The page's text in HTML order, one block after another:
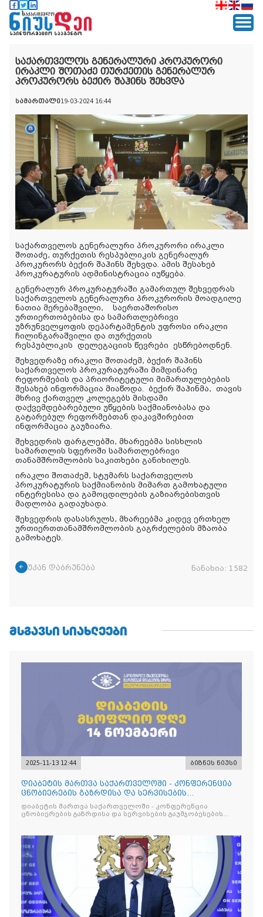
საქართველოს გენერალური პროკურორი
ირაკლი შოთაძე თურქეთის გენერალურ
პროკურორს ბექირ შაჰინს შეხვდა
სამართალი19-03-2024 16:44
საქართველოს გენერალური პროკურორი ირაკლი
შოთაძე, თურქეთის რესპუბლიკის გენერალურ
პროკურორს ბექირ შაჰინს შეხვდა. ამის შესახებ
პროკურატურის ადმინისტრაცია იუწყება.
გენერალურ პროკურატურაში გამართულ შეხვედრას
საქართველოს გენერალური პროკურორის მოადგილე
ნათია მერებაშვილი, საერთაშორისო
ურთიერთობებისა და სამართლებრივი
უზრუნველყოფის დეპარტამენტის უფროსი ირაკლი
ჩილინგარაშვილი და თურქეთის
რესპუბლიკის დელეგაციის წევრები ესწრებოდნენ.
შეხვედრაზე ირაკლი შოთაძემ, ბექირ შაჰინს
საქართველოს პროკურატურაში მიმდინარე
რეფორმების და პრიორიტეტული მიმართულებების
შესახებ ინფორმაცია მიაწოდა. ბექირ შაჰინმა, თავის
მხრივ ქართველ კოლეგებს მისდამი
დაქვემდებარებული უწყების საქმიანობასა და
გატარებულ რეფორმებთან დაკავშირებით
ინფორმაცია გაუზიარა.
შეხვედრის ფარგლებში, მხარეებმა სისხლის
სამართლის სფეროში სამართლებრივი
თანამშრომლობის საკითხები განიხილეს.
ირაკლი შოთაძემ, სტუმარს საქართველოს
პროკურატურის საქმიანობის მიმართ გამოხატული
ინტერესისა და გამოცდილების გაზიარებისთვის
მადლობა გადაუხადა.
შეხვედრის დასასრულს, მხარეებმა კიდევ ერთხელ
ურთიერთთანამშრომლობის გაგრძელების მზაობა
გამოხატეს.
უკან დაბრუნება ნანახია: 1582
ᲛᲡᲒᲐᲕᲡᲘ ᲡᲘᲐᲮᲚᲔᲔᲑᲘ
2025-11-13 12:44 ბიზნეს ნიუსი
დიაბეტის მართვა საქართველოში - კონფერენცია
ცნობიერების გაზრდისა და სერვისების
გაუმჯობესების მიზნით
დიაბეტის მართვა საქართველოში - კონფერენცია
ცნობიერების გაზრდისა და სერვისების გაუმჯობესების